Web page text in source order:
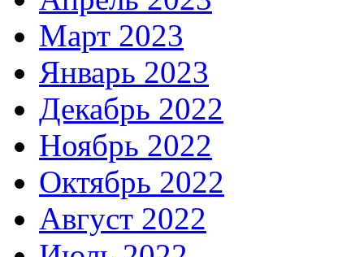
Март 2023
Январь 2023
Декабрь 2022
Ноябрь 2022
Октябрь 2022
Август 2022